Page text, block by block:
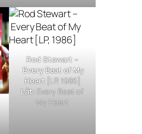
Rod Stewart –
Every Beat of My
Heart [LP, 1986]
Låt:Every Beat of
My Heart